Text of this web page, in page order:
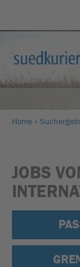
Home
JOBS